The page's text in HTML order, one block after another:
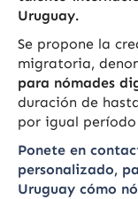
Uruguay.
Se propone la
migratoria,
para nómades
duración de
por igual
Ponete en
personalizado,
Uruguay cómo